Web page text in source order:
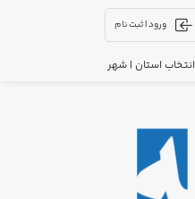
ورود | ثبت نام
انتخاب استان | شهر